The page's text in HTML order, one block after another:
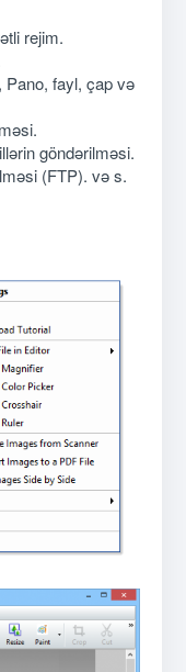
rejim.
Pano, fayl, çap və
göndərilməsi.
(FTP). və s.